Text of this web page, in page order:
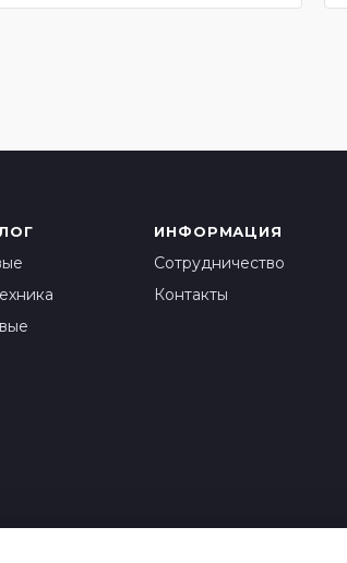
ИНФОРМАЦИЯ
Сотрудничество
Контакты